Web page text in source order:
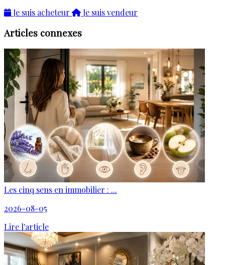
Je suis acheteur
Je suis vendeur
Articles connexes
Les cinq sens en immobilier : ...
2026-08-05
Lire l'article